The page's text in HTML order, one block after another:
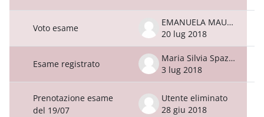
Voto esame
EMANUELA MAURO
20 lug 2018
Esame registrato
Maria Silvia Spaziani
3 lug 2018
Prenotazione esame
del 19/07
Utente eliminato
28 giu 2018